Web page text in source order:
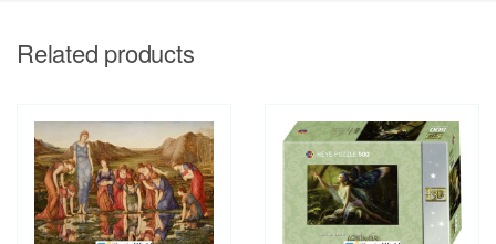
Related products